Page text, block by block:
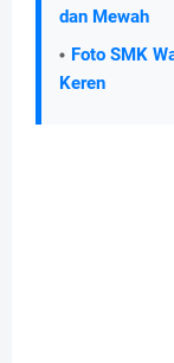
dan Mewah
Foto SMK
Keren